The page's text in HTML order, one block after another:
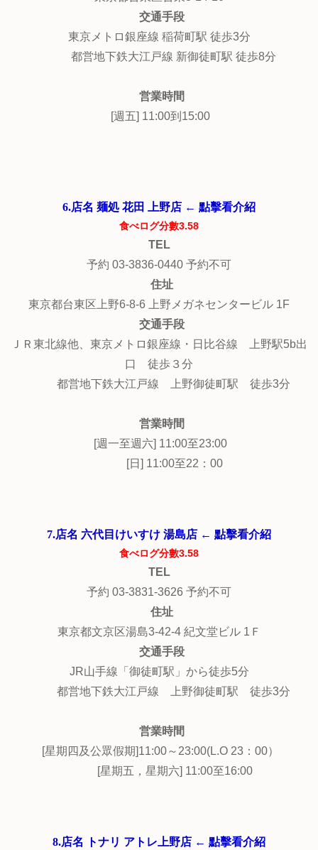
交通手段
東京メトロ銀座線 稲荷町駅 徒歩3分
都営地下鉄大江戸線 新御徒町駅 徒歩8分
営業時間
[週五] 11:00到15:00
6.店名 麺処 花田 上野店 ← 點擊看介紹
食べログ分數3.58
TEL
予約 03-3836-0440 予約不可
住址
東京都台東区上野6-8-6 上野メガネセンタービル 1F
交通手段
ＪＲ東北線他、東京メトロ銀座線・日比谷線 上野駅5b出
口 徒歩３分
都営地下鉄大江戸線 上野御徒町駅 徒歩3分
営業時間
[週一至週六] 11:00至23:00
[日] 11:00至22：00
7.店名 六代目けいすけ 湯島店 ← 點擊看介紹
食べログ分數3.58
TEL
予約 03-3831-3626 予約不可
住址
東京都文京区湯島3-42-4 紀文堂ビル 1Ｆ
交通手段
JR山手線「御徒町駅」から徒歩5分
都営地下鉄大江戸線 上野御徒町駅 徒歩3分
営業時間
[星期四及公眾假期]11:00～23:00(L.O 23：00）
[星期五，星期六] 11:00至16:00
8.店名 トナリ アトレ上野店 ← 點擊看介紹